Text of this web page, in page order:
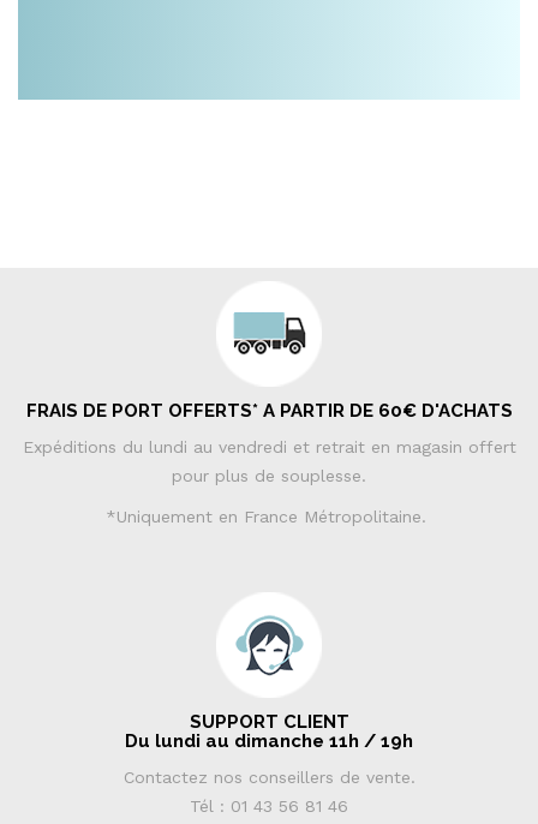
FRAIS DE PORT OFFERTS* A PARTIR DE 60€ D'ACHATS
Expéditions du lundi au vendredi et retrait en magasin offert
pour plus de souplesse.
*Uniquement en France Métropolitaine.
SUPPORT CLIENT
Du lundi au dimanche 11h / 19h
Contactez nos conseillers de vente.
Tél : 01 43 56 81 46